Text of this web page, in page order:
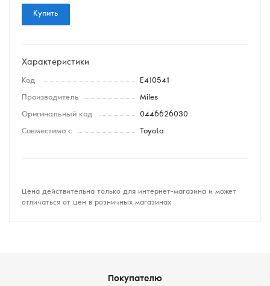
Купить
Характеристики
Код E410541
Производитель Miles
Оригинальный код 0446626030
Совместимо с Toyota
Цена действительна только для интернет-магазина и может
отличаться от цен в розничных магазинах
Покупателю